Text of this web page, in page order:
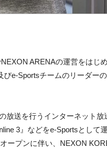
ARENAの運営をはじ
e-Sportsチームのリーダー
放送を行うインターネット放
3』などをe-Sportsとして
ープンに伴い、NEXON